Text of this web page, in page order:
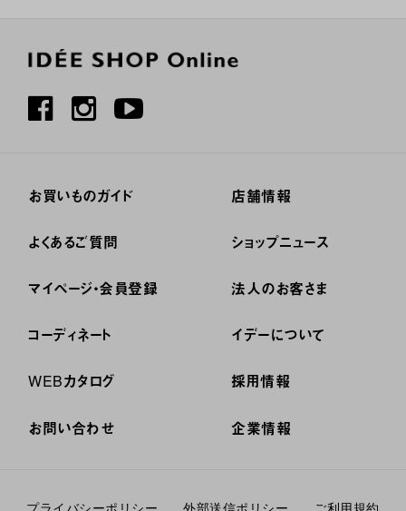
お買いものガイド
よくあるご質問
マイページ・会員登録
コーディネート
WEBカタログ
お問い合わせ
店舗情報
ショップニュース
法人のお客さま
イデーについて
採用情報
企業情報
プライバシーポリシー 外部送信ポリシー ご利用規約